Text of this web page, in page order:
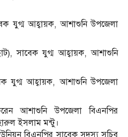
যুগ্ম আহ্বায়ক, আশাশুনি উপজেলা
সাবেক যুগ্ম আহ্বায়ক, আশাশুনি
যুগ্ম আহ্বায়ক, আশাশুনি উপজেলা
আশাশুনি উপজেলা বিএনপির
ইসলাম মন্টু।
বিএনপির সাবেক সদস্য সচিব